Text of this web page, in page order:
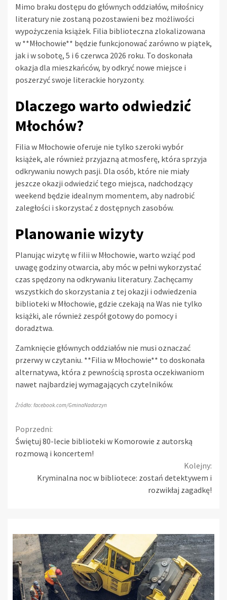
Mimo braku dostępu do głównych oddziałów, miłośnicy
literatury nie zostaną pozostawieni bez możliwości
wypożyczenia książek. Filia biblioteczna zlokalizowana
w **Młochowie** będzie funkcjonować zarówno w piątek,
jak i w sobotę, 5 i 6 czerwca 2026 roku. To doskonała
okazja dla mieszkańców, by odkryć nowe miejsce i
poszerzyć swoje literackie horyzonty.
Dlaczego warto odwiedzić
Młochów?
Filia w Młochowie oferuje nie tylko szeroki wybór
książek, ale również przyjazną atmosferę, która sprzyja
odkrywaniu nowych pasji. Dla osób, które nie miały
jeszcze okazji odwiedzić tego miejsca, nadchodzący
weekend będzie idealnym momentem, aby nadrobić
zaległości i skorzystać z dostępnych zasobów.
Planowanie wizyty
Planując wizytę w filii w Młochowie, warto wziąć pod
uwagę godziny otwarcia, aby móc w pełni wykorzystać
czas spędzony na odkrywaniu literatury. Zachęcamy
wszystkich do skorzystania z tej okazji i odwiedzenia
biblioteki w Młochowie, gdzie czekają na Was nie tylko
książki, ale również zespół gotowy do pomocy i
doradztwa.
Zamknięcie głównych oddziałów nie musi oznaczać
przerwy w czytaniu. **Filia w Młochowie** to doskonała
alternatywa, która z pewnością sprosta oczekiwaniom
nawet najbardziej wymagających czytelników.
Źródło: facebook.com/GminaNadarzyn
Continue
Reading
Poprzedni:
Świętuj 80-lecie biblioteki w Komorowie z autorską
rozmową i koncertem!
Kolejny:
Kryminalna noc w bibliotece: zostań detektywem i
rozwikłaj zagadkę!